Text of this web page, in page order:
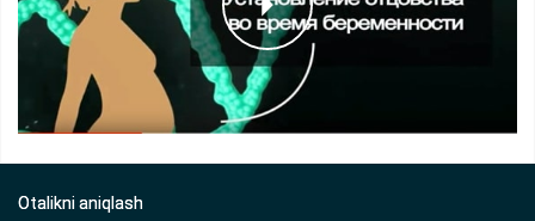
Otalikni aniqlash